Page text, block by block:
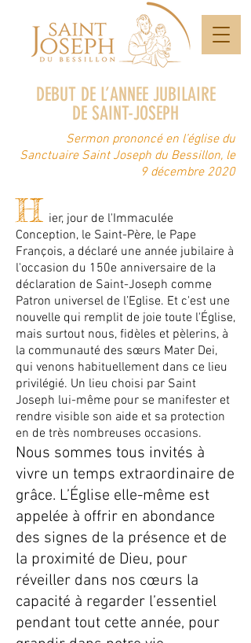
DEBUT DE L’ANNEE JUBILAIRE
DE SAINT-JOSEPH
Sermon prononcé en l’église du
Sanctuaire Saint Joseph du Bessillon, le
9 décembre 2020
H ier, jour de l'Immaculée
Conception, le Saint-Père, le Pape
François, a déclaré une année jubilaire à
l'occasion du 150e anniversaire de la
déclaration de Saint-Joseph comme
Patron universel de l’Eglise. Et c'est une
nouvelle qui remplit de joie toute l'Église,
mais surtout nous, fidèles et pèlerins, à
la communauté des sœurs Mater Dei,
qui venons habituellement dans ce lieu
privilégié. Un lieu choisi par Saint
Joseph lui-même pour se manifester et
rendre visible son aide et sa protection
en de très nombreuses occasions.
Nous sommes tous invités à
vivre un temps extraordinaire de
grâce. L’Église elle-même est
appelée à offrir en abondance
des signes de la présence et de
la proximité de Dieu, pour
réveiller dans nos cœurs la
capacité à regarder l’essentiel
pendant tout cette année, pour